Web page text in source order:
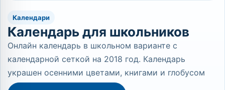
Календари
Календарь для школьников
Онлайн календарь в школьном варианте с
календарной сеткой на 2018 год. Календарь
украшен осенними цветами, книгами и глобусом